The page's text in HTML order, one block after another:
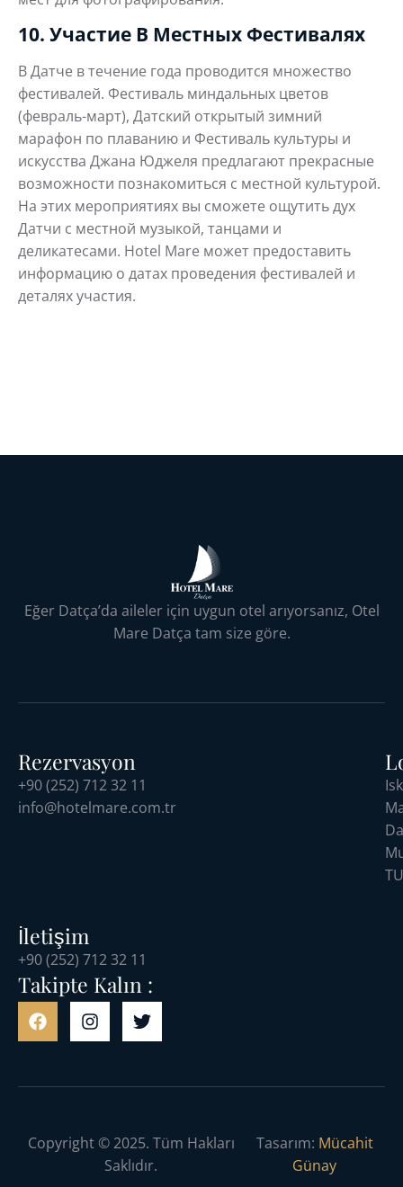
10. Участие В Местных Фестивалях
В Датче в течение года проводится множество
фестивалей. Фестиваль миндальных цветов
(февраль-март), Датский открытый зимний
марафон по плаванию и Фестиваль культуры и
искусства Джана Юджеля предлагают прекрасные
возможности познакомиться с местной культурой.
На этих мероприятиях вы сможете ощутить дух
Датчи с местной музыкой, танцами и
деликатесами. Hotel Mare может предоставить
информацию о датах проведения фестивалей и
деталях участия.
Eğer Datça’da aileler için uygun otel arıyorsanız, Otel
Mare Datça tam size göre.
Rezervasyon
+90 (252) 712 32 11
info@hotelmare.com.tr
İletişim
+90 (252) 712 32 11
Takipte Kalın :
Copyright © 2025. Tüm Hakları
Saklıdır.
Tasarım: Mücahit
Günay